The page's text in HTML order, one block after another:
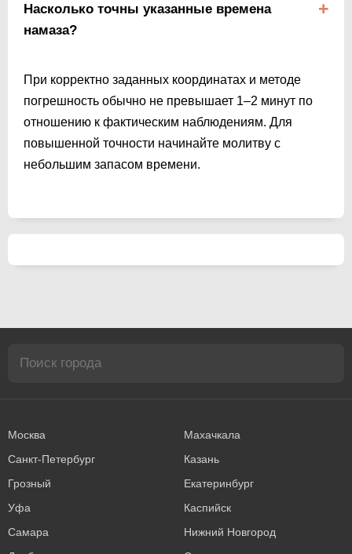
Насколько точны указанные времена
намаза?
При корректно заданных координатах и методе
погрешность обычно не превышает 1–2 минут по
отношению к фактическим наблюдениям. Для
повышенной точности начинайте молитву с
небольшим запасом времени.
Москва
Махачкала
Санкт-Петербург
Казань
Грозный
Екатеринбург
Уфа
Каспийск
Самара
Нижний Новгород